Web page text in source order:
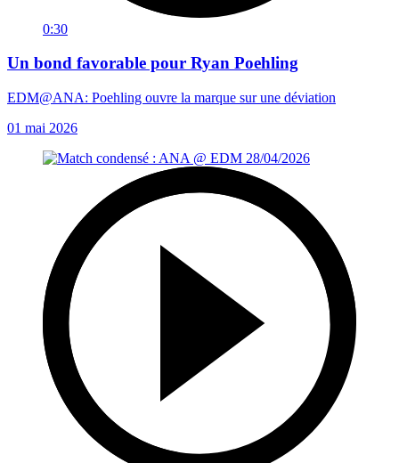
0:30
Un bond favorable pour Ryan Poehling
EDM@ANA: Poehling ouvre la marque sur une déviation
01 mai 2026